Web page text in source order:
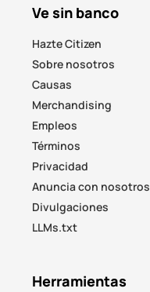
Ve sin banco
Hazte Citizen
Sobre nosotros
Causas
Merchandising
Empleos
Términos
Privacidad
Anuncia con nosotros
Divulgaciones
LLMs.txt
Herramientas